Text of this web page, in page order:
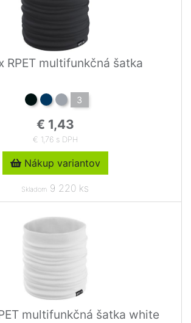
RPET multifunkčná šatka
3
€ 1,43
€ 1,76 s DPH
Nákup variantov
Skladom 9 220 ks
multifunkčná šatka white